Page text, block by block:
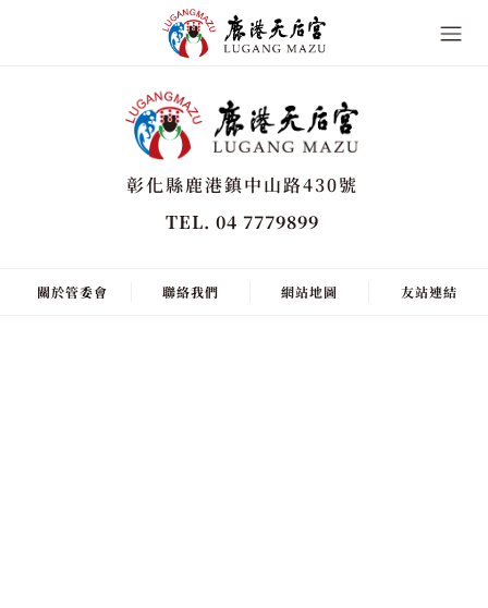
彰化縣鹿港鎮中山路430號
TEL. 04 7779899
關於管委會 聯絡我們 網站地圖 友站連結